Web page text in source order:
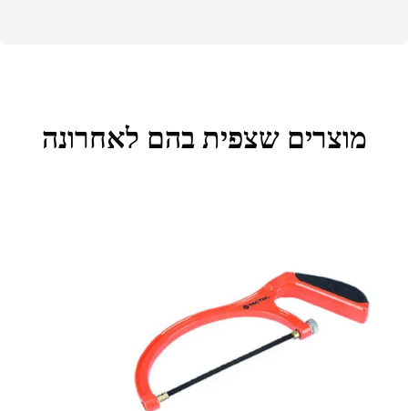
מוצרים שצפית בהם לאחרונה